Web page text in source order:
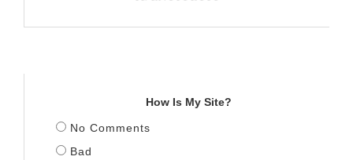
How Is My Site?
No Comments
Bad